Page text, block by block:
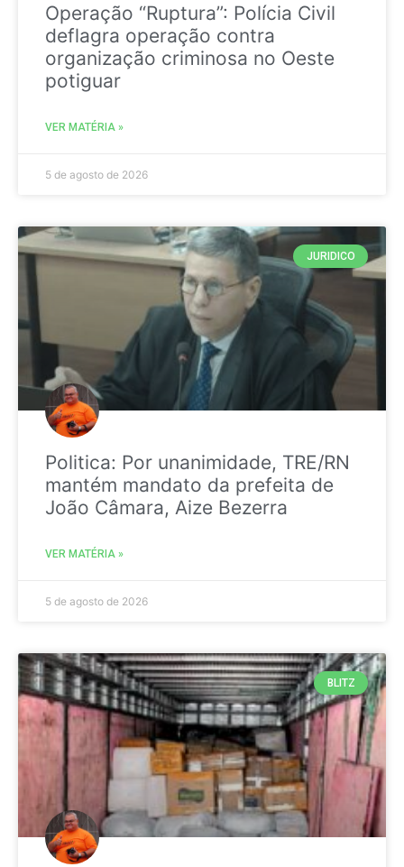
Operação “Ruptura”: Polícia Civil
deflagra operação contra
organização criminosa no Oeste
potiguar
VER MATÉRIA »
5 de agosto de 2026
JURIDICO
Politica: Por unanimidade, TRE/RN
mantém mandato da prefeita de
João Câmara, Aize Bezerra
VER MATÉRIA »
5 de agosto de 2026
BLITZ